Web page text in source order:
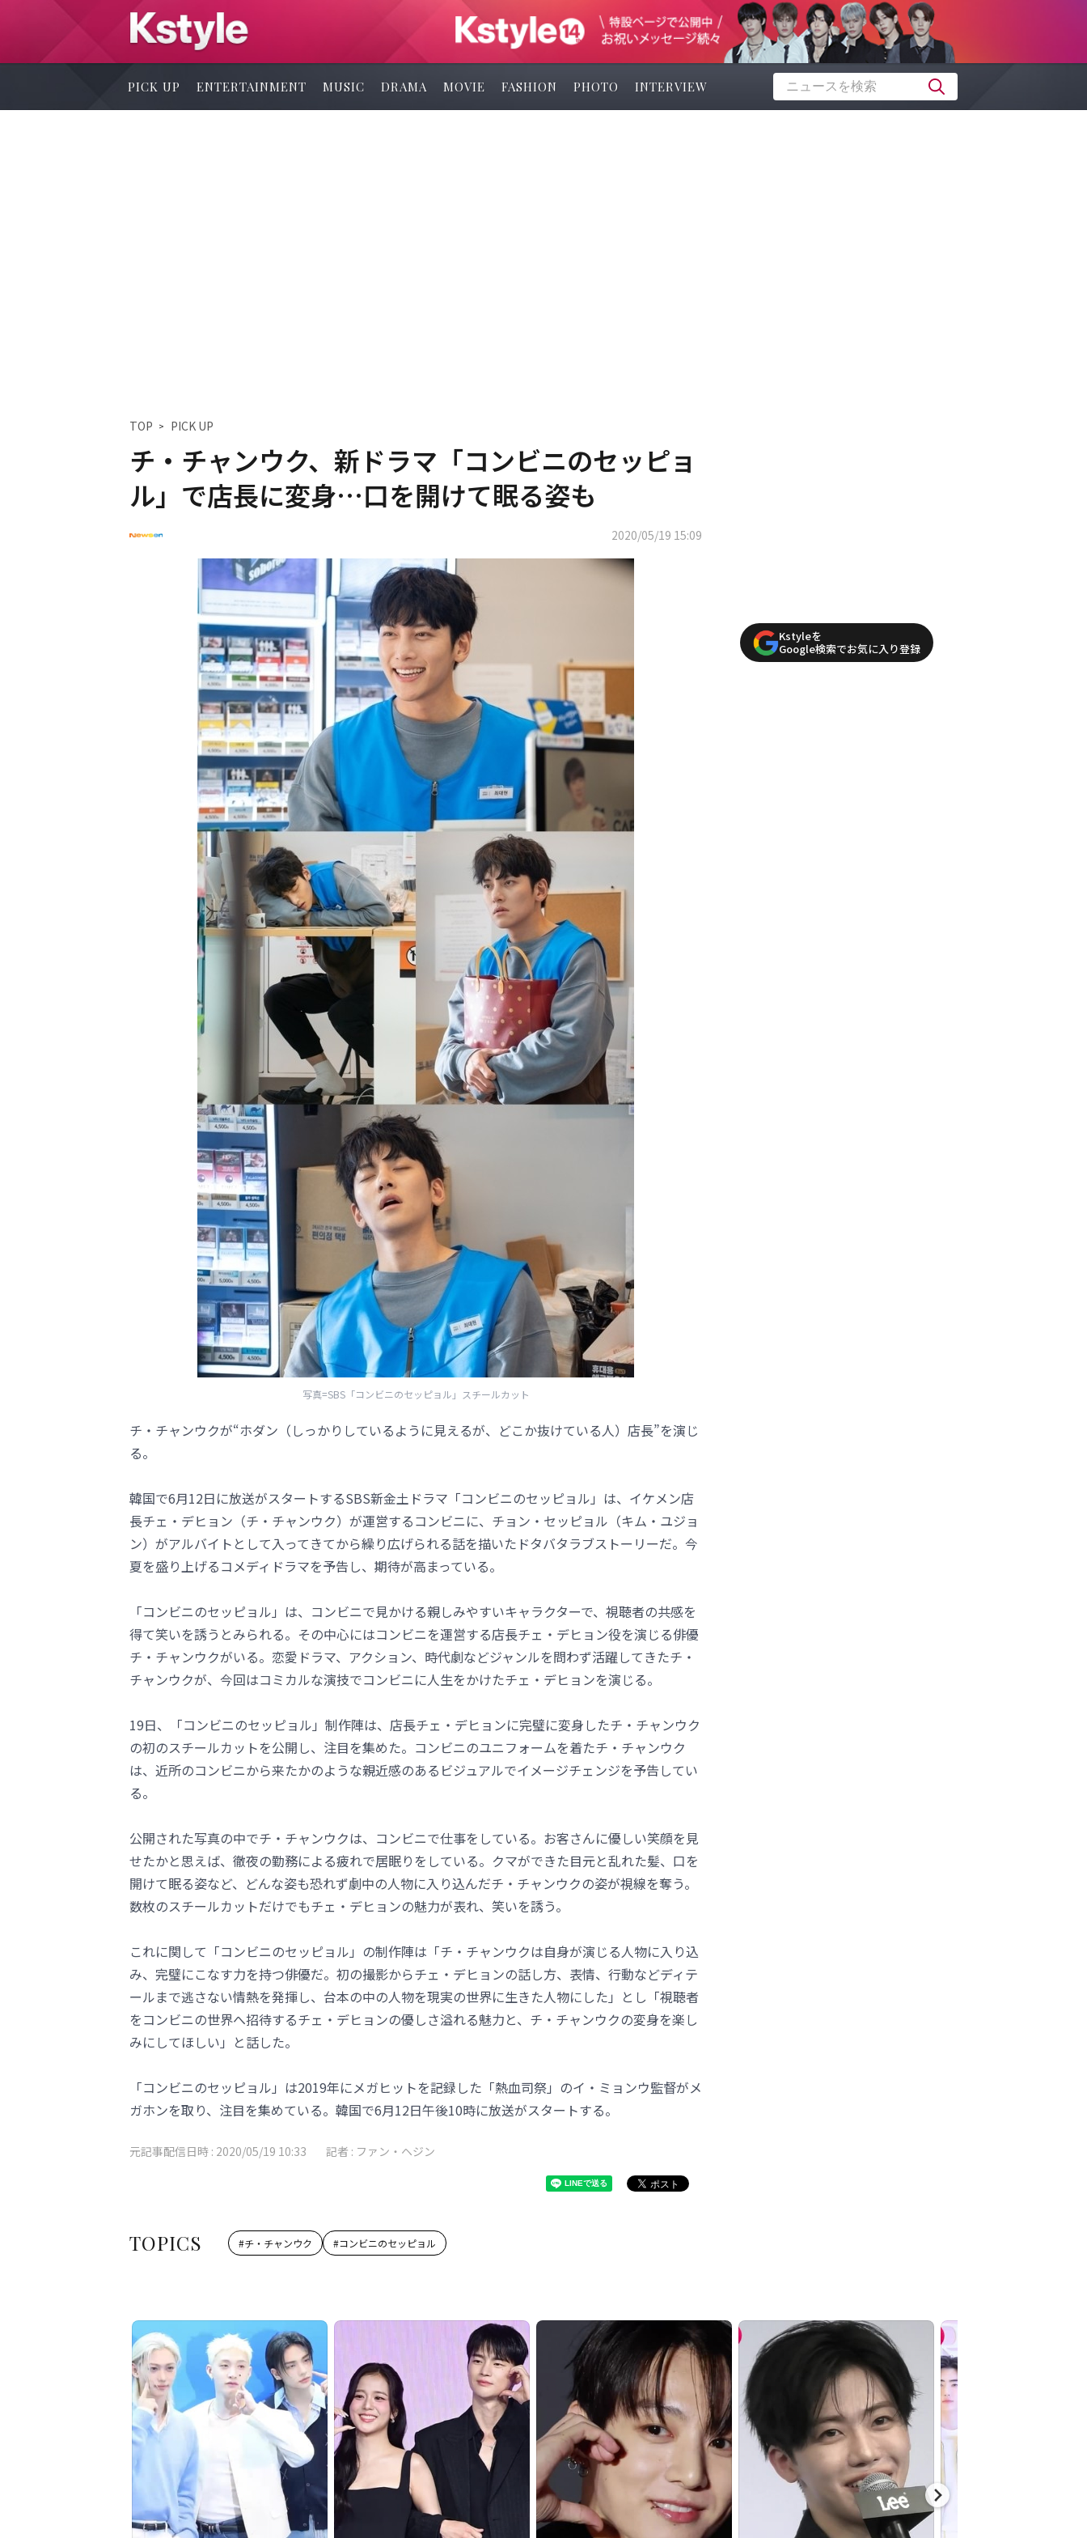
PICK UP ENTERTAINMENT MUSIC DRAMA MOVIE FASHION PHOTO INTERVIEW
TOP PICK UP
チ・チャンウク、新ドラマ「コンビニのセッピョ
ル」で店長に変身…口を開けて眠る姿も
2020/05/19 15:09
写真=SBS「コンビニのセッピョル」スチールカット
チ・チャンウクが“ホダン（しっかりしているように見えるが、どこか抜けている人）店長”を演じ
る。
韓国で6月12日に放送がスタートするSBS新金土ドラマ「コンビニのセッピョル」は、イケメン店
長チェ・デヒョン（チ・チャンウク）が運営するコンビニに、チョン・セッピョル（キム・ユジョ
ン）がアルバイトとして入ってきてから繰り広げられる話を描いたドタバタラブストーリーだ。今
夏を盛り上げるコメディドラマを予告し、期待が高まっている。
「コンビニのセッピョル」は、コンビニで見かける親しみやすいキャラクターで、視聴者の共感を
得て笑いを誘うとみられる。その中心にはコンビニを運営する店長チェ・デヒョン役を演じる俳優
チ・チャンウクがいる。恋愛ドラマ、アクション、時代劇などジャンルを問わず活躍してきたチ・
チャンウクが、今回はコミカルな演技でコンビニに人生をかけたチェ・デヒョンを演じる。
19日、「コンビニのセッピョル」制作陣は、店長チェ・デヒョンに完璧に変身したチ・チャンウク
の初のスチールカットを公開し、注目を集めた。コンビニのユニフォームを着たチ・チャンウク
は、近所のコンビニから来たかのような親近感のあるビジュアルでイメージチェンジを予告してい
る。
公開された写真の中でチ・チャンウクは、コンビニで仕事をしている。お客さんに優しい笑顔を見
せたかと思えば、徹夜の勤務による疲れで居眠りをしている。クマができた目元と乱れた髪、口を
開けて眠る姿など、どんな姿も恐れず劇中の人物に入り込んだチ・チャンウクの姿が視線を奪う。
数枚のスチールカットだけでもチェ・デヒョンの魅力が表れ、笑いを誘う。
これに関して「コンビニのセッピョル」の制作陣は「チ・チャンウクは自身が演じる人物に入り込
み、完璧にこなす力を持つ俳優だ。初の撮影からチェ・デヒョンの話し方、表情、行動などディテ
ールまで逃さない情熱を発揮し、台本の中の人物を現実の世界に生きた人物にした」とし「視聴者
をコンビニの世界へ招待するチェ・デヒョンの優しさ溢れる魅力と、チ・チャンウクの変身を楽し
みにしてほしい」と話した。
「コンビニのセッピョル」は2019年にメガヒットを記録した「熱血司祭」のイ・ミョンウ監督がメ
ガホンを取り、注目を集めている。韓国で6月12日午後10時に放送がスタートする。
元記事配信日時 : 2020/05/19 10:33 記者 : ファン・ヘジン
TOPICS #チ・チャンウク #コンビニのセッピョル
Kstyleを
Google検索でお気に入り登録